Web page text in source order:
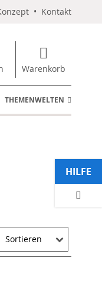
• Kontakt
Warenkorb
THEMENWELTEN
HILFE